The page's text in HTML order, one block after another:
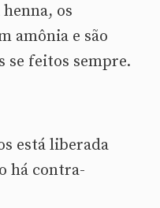
os
amônia e são
se feitos sempre.
está liberada
há contra-